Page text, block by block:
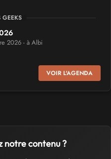
2026 - à Albi
jeu vidéo et des loisirs
VOIR L'AGENDA
notre contenu ?